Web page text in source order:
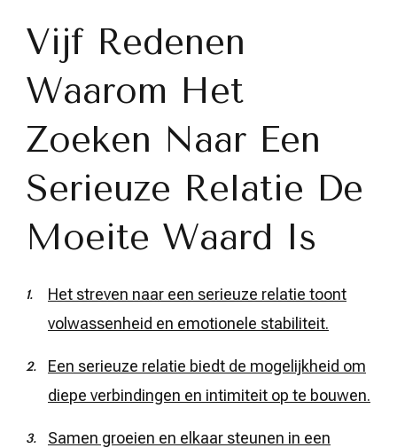
Vijf Redenen
Waarom Het
Zoeken Naar Een
Serieuze Relatie De
Moeite Waard Is
Het streven naar een serieuze relatie toont
volwassenheid en emotionele stabiliteit.
Een serieuze relatie biedt de mogelijkheid om
diepe verbindingen en intimiteit op te bouwen.
Samen groeien en elkaar steunen in een